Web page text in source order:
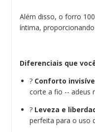
Além disso, o forro
íntima,
Diferenciais que
? Conforto
corte a fio -- adeus
? Leveza e
perfeita para o uso